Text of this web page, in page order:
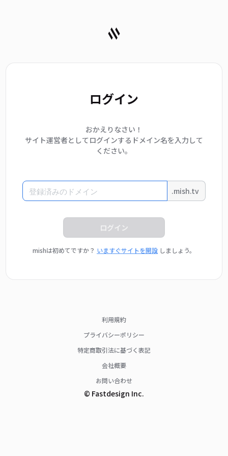
ログイン
おかえりなさい！
サイト運営者としてログインするドメイン名を入力して
ください。
.mish.tv
ログイン
mishは初めてですか？ いますぐサイトを開設 しましょう。
利用規約
プライバシーポリシー
特定商取引法に基づく表記
会社概要
お問い合わせ
© Fastdesign Inc.